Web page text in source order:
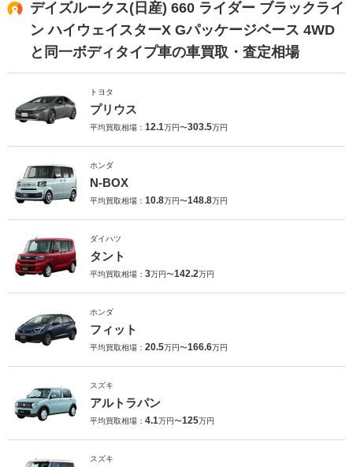
デイズルークス(日産) 660 ライダー ブラックライ
ン ハイウェイスターX Gパッケージベース 4WD
と同一ボディタイプ車の車買取・査定相場
トヨタ
プリウス
平均買取相場： 12.1万円〜303.5万円
ホンダ
N-BOX
平均買取相場： 10.8万円〜148.8万円
ダイハツ
タント
平均買取相場： 3万円〜142.2万円
ホンダ
フィット
平均買取相場： 20.5万円〜166.6万円
スズキ
アルトラパン
平均買取相場： 4.1万円〜125万円
スズキ